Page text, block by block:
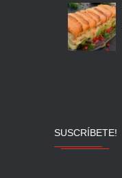
SUSCRÍBETE!